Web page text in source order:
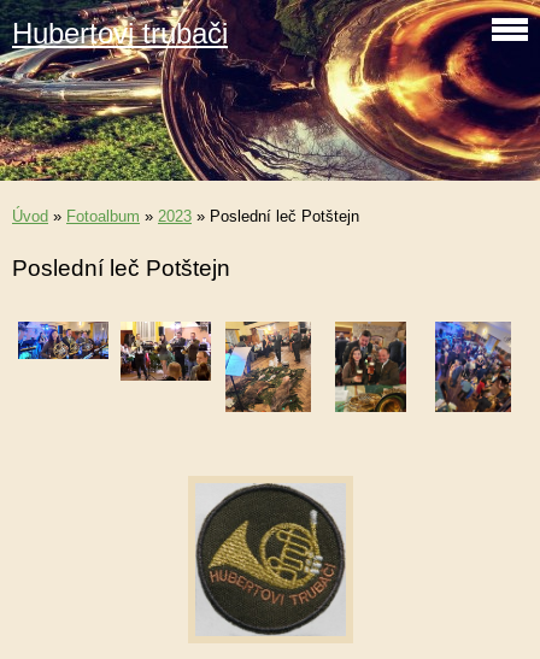
Hubertovi trubači
Úvod » Fotoalbum » 2023 » Poslední leč Potštejn
Poslední leč Potštejn